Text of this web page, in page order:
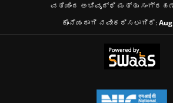
ವತಿಯಿಂದ ಅಭಿವೃದ್ಧಿ ಮತ್ತು
ಕೊನೆಯದಾಗಿ ನವೀಕರಿಸಲಾಗಿದೆ: